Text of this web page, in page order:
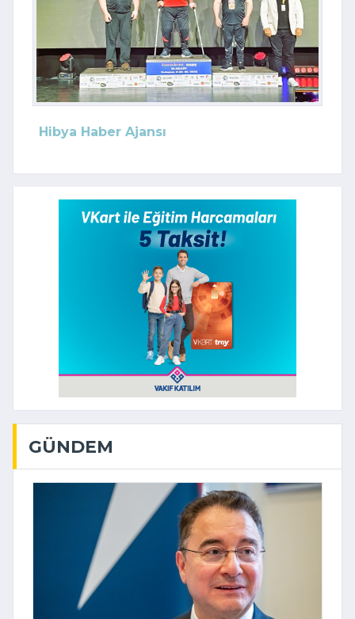
Hibya Haber Ajansı
GÜNDEM